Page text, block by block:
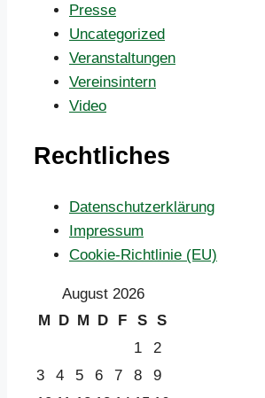
Presse
Uncategorized
Veranstaltungen
Vereinsintern
Video
Rechtliches
Datenschutzerklärung
Impressum
Cookie-Richtlinie (EU)
August 2026
M
D M D F S
S
1
2
3
4 5 6 7 8
9